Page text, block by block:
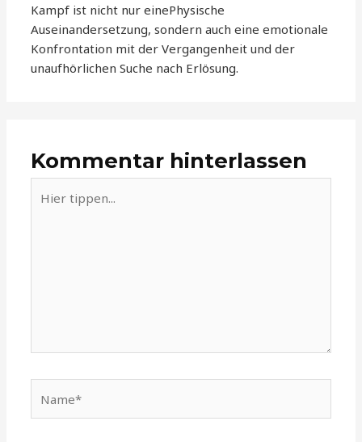
Kampf ist nicht nur einePhysische
Auseinandersetzung, sondern auch eine emotionale
Konfrontation mit der Vergangenheit und der
unaufhörlichen Suche nach Erlösung.
Kommentar hinterlassen
tippen...